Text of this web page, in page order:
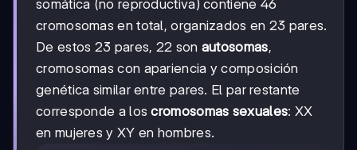
somática (no reproductiva) contiene 46
cromosomas en total, organizados en 23 pares.
De estos 23 pares, 22 son autosomas,
cromosomas con apariencia y composición
genética similar entre pares. El par restante
corresponde a loscromosomas sexuales: XX
en mujeres y XY en hombres.